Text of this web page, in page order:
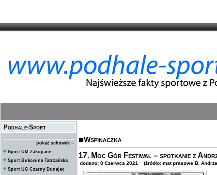
Podhale-Sport
pokaż schowek »
Sport UM Zakopane
Sport Bukowina Tatrzańska
Sport UG Czarny Dunajec
Wspinaczka
17. Moc Gór Festiwal – spotkanie z
dodano: 8 Czerwca 2021 (źródło: mat prasowe B.